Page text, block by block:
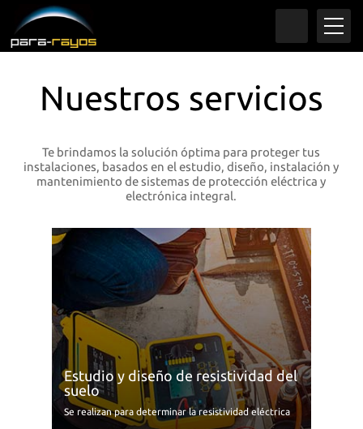
Nuestros servicios
Te brindamos la solución óptima para proteger tus
instalaciones, basados en el estudio, diseño, instalación y
mantenimiento de sistemas de protección eléctrica y
electrónica integral.
Estudio y diseño de resistividad del
suelo
Se realizan para determinar la resistividad eléctrica
del suelo o los niveles de corrosión presentes que